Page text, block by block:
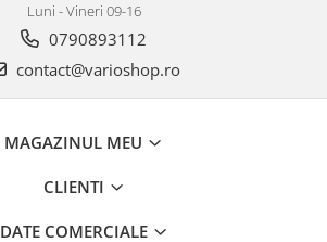
Luni - Vineri 09-16
0790893112
contact@varioshop.ro
MAGAZINUL MEU
CLIENTI
DATE COMERCIALE